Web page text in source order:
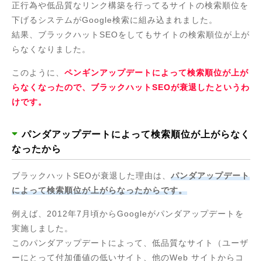
正行為や低品質なリンク構築を行ってるサイトの検索順位を
下げるシステムがGoogle検索に組み込まれました。
結果、ブラックハットSEOをしてもサイトの検索順位が上が
らなくなりました。
このように、 ペンギンアップデートによって検索順位が上が
らなくなったので、ブラックハットSEOが衰退したというわ
けです。
パンダアップデートによって検索順位が上がらなく
なったから
ブラックハットSEOが衰退した理由は、 パンダアップデート
によって検索順位が上がらなったからです。
例えば、2012年7月頃からGoogleがパンダアップデートを
実施しました。
このパンダアップデートによって、低品質なサイト（ユーザ
ーにとって付加価値の低いサイト、他のWeb サイトからコ